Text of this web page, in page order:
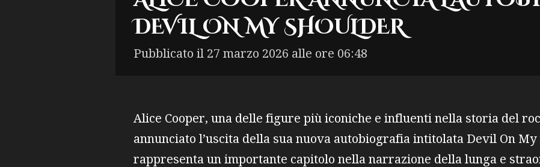
DEVIL ON MY SHOULDER
Pubblicato il 27 marzo 2026 alle ore 06:48
Alice Cooper, una delle figure più iconiche e influenti nella storia del
annunciato l’uscita della sua nuova autobiografia intitolata Devil On
rappresenta un importante capitolo nella narrazione della lunga e